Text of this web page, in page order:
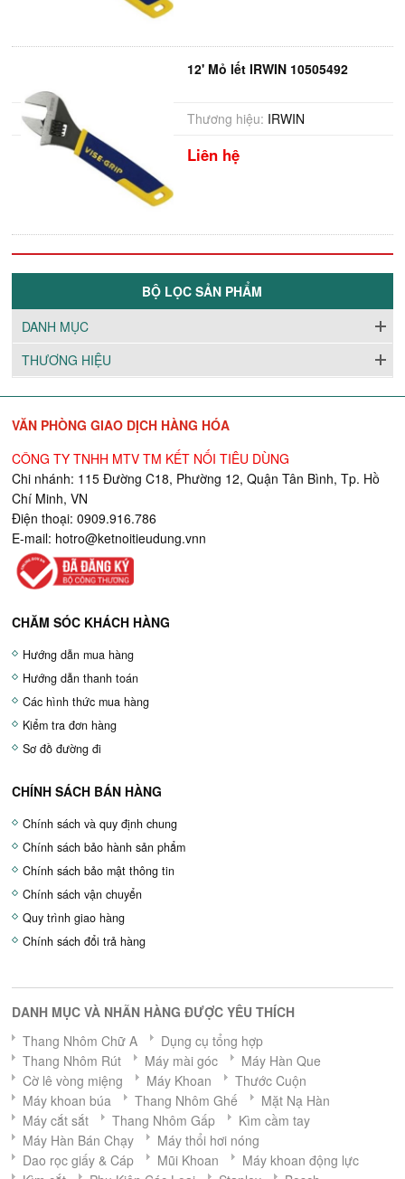
12' Mỏ lết IRWIN 10505492
Thương hiệu: IRWIN
Liên hệ
BỘ LỌC SẢN PHẨM
DANH MỤC
THƯƠNG HIỆU
VĂN PHÒNG GIAO DỊCH HÀNG HÓA
CÔNG TY TNHH MTV TM KẾT NỐI TIÊU DÙNG
Chi nhánh: 115 Đường C18, Phường 12, Quận Tân Bình, Tp. Hồ
Chí Minh, VN
Điện thoại: 0909.916.786
E-mail: hotro@ketnoitieudung.vnn
CHĂM SÓC KHÁCH HÀNG
Hướng dẫn mua hàng
Hướng dẫn thanh toán
Các hình thức mua hàng
Kiểm tra đơn hàng
Sơ đồ đường đi
CHÍNH SÁCH BÁN HÀNG
Chính sách và quy định chung
Chính sách bảo hành sản phẩm
Chính sách bảo mật thông tin
Chính sách vận chuyển
Quy trình giao hàng
Chính sách đổi trả hàng
DANH MỤC VÀ NHÃN HÀNG ĐƯỢC YÊU THÍCH
Thang Nhôm Chữ A
Dụng cụ tổng hợp
Thang Nhôm Rút
Máy mài góc
Máy Hàn Que
Cờ lê vòng miệng
Máy Khoan
Thước Cuộn
Máy khoan búa
Thang Nhôm Ghế
Mặt Nạ Hàn
Máy cắt sắt
Thang Nhôm Gấp
Kìm cầm tay
Máy Hàn Bán Chạy
Máy thổi hơi nóng
Dao rọc giấy & Cáp
Mũi Khoan
Máy khoan động lực